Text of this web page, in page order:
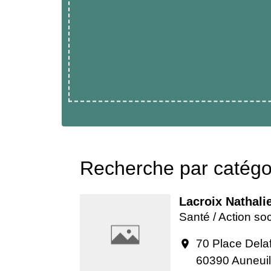
Recherche par
Lacroix
Santé / Action
location_on
70 Place
60390 Auneuil